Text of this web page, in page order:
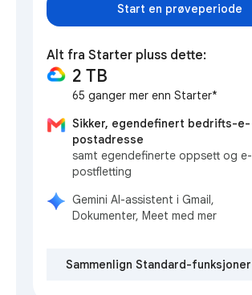
Start en prøveperiode
Alt fra Starter pluss dette:
2 TB
65 ganger mer enn Starter*
Sikker, egendefinert bedrifts-e-
postadresse
samt egendefinerte oppsett og e-
postfletting
Gemini AI-assistent i Gmail,
Dokumenter, Meet med mer
Sammenlign Standard-funksjoner